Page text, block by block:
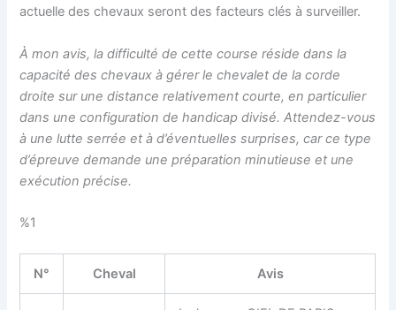
actuelle des chevaux seront des facteurs clés à surveiller.
À mon avis, la difficulté de cette course réside dans la
capacité des chevaux à gérer le chevalet de la corde
droite sur une distance relativement courte, en particulier
dans une configuration de handicap divisé. Attendez-vous
à une lutte serrée et à d’éventuelles surprises, car ce type
d’épreuve demande une préparation minutieuse et une
exécution précise.
%1
N° Cheval Avis